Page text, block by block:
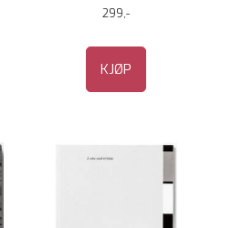
299,-
KJØP